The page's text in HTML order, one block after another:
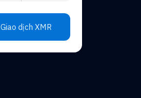
Giao dịch XMR